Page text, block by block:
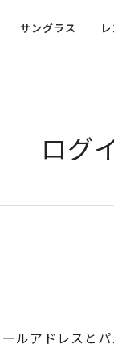
サングラス
ログ
ルアドレスと